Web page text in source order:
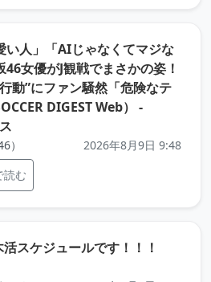
い人」「AIじゃなくてマジな
女優がJ観戦でまさかの姿！
動”にファン騒然「危険なテ
DIGEST Web） -
）
2026年8月9日 9:48
読む
スケジュールです！！！